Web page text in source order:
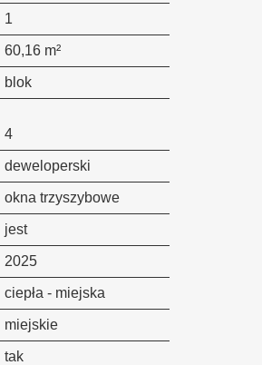
1
60,16 m²
blok
4
deweloperski
okna trzyszybowe
jest
2025
ciepła - miejska
miejskie
tak